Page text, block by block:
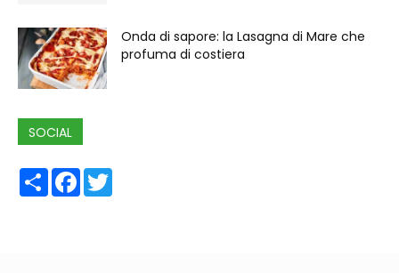
Onda di sapore: la Lasagna di Mare che
profuma di costiera
SOCIAL
ShareFacebook